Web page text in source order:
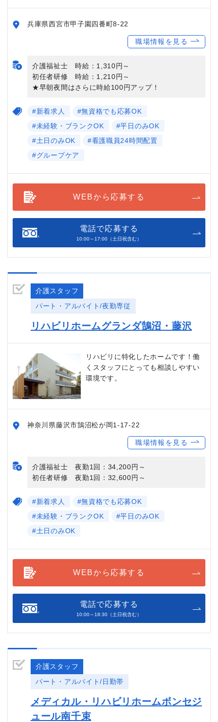
兵庫県西宮市甲子園四番町8-22
職場情報を見る
介護福祉士 時給：1,310円～
初任者研修 時給：1,210円～
★早朝夜間はさらに時給100円アップ！
#新着求人
#無資格でも応募OK
#未経験・ブランクOK
#平日のみOK
#土日のみOK
#看護職員24時間配置
#グループケア
WEBから応募する
電話で応募する
10:00～17:00（土日祝含む）
介護スタッフ
パート・アルバイト/夜勤専従
リハビリホームグランダ鵠沼・藤沢
リハビリに特化したホームです！働
くスタッフにとっても相談しやすい
環境です。
神奈川県藤沢市鵠沼松が岡1-17-22
職場情報を見る
介護福祉士 夜勤1回：34,200円～
初任者研修 夜勤1回：32,600円～
#新着求人
#無資格でも応募OK
#未経験・ブランクOK
#平日のみOK
#土日のみOK
WEBから応募する
電話で応募する
10:00～18:30（土日祝含む）
介護スタッフ
パート・アルバイト/日勤帯
メディカル・リハビリホームボンセジ
ュール南千束